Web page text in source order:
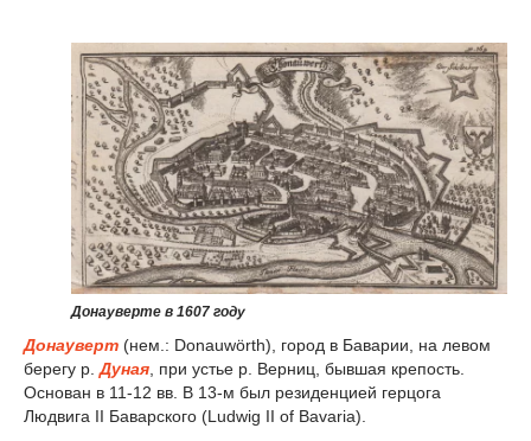
Донауверте в 1607 году
Донауверт (нем.: Donauwörth), город в Баварии, на левом
берегу р.Дуная, при устье р. Верниц, бывшая крепость.
Основан в 11-12 вв. В 13-м был резиденцией герцога
Людвига II Баварского (Ludwig II of Bavaria).